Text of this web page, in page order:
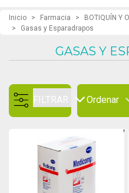
Inicio > Farmacia > BOTIQUÍN Y
>
Gasas y Esparadrapos
GASAS Y
FILTRAR Ordenar